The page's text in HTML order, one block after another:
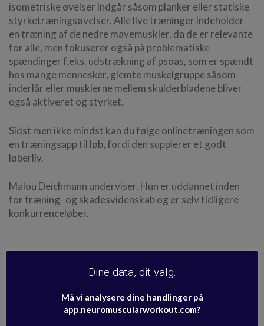
isometriske øvelser indgår såsom planker eller statiske
styrketræningsøvelser. Alle live træninger indeholder
en træning af de nedre mavemuskler, da de er relevante
for alle, men fokuserer også på problematiske
spændinger f.eks. udstrækning af psoas, som er spændt
hos mange mennesker, glemte muskelgruppe såsom
inderlår eller musklerne mellem skulderbladene bliver
også aktiveret og styrket.
Sidst men ikke mindst kan du følge onlinetræningen som
en træningsapp til løb, fordi den supplerer et godt
løberliv.
Malou Deichmann underviser. Hun er uddannet inden
for træning- og skadesvidenskab og er selv tidligere
konkurrenceløber.
sundhedsinformation >
Alle øvelser»Genoptræning og forebyggelse af
Dine data, dit valg.
Må vi analysere dine handlinger på
app.neuromuscularworkout.com?